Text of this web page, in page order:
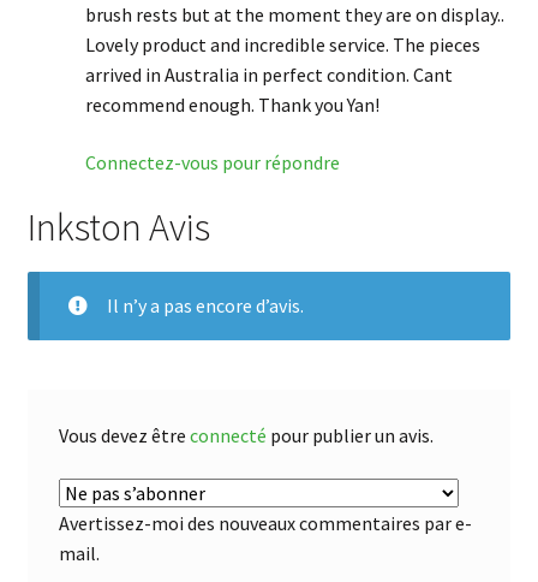
brush rests but at the moment they are on display..
Lovely product and incredible service. The pieces
arrived in Australia in perfect condition. Cant
recommend enough. Thank you Yan!
Connectez-vous pour répondre
Inkston Avis
Il n’y a pas encore d’avis.
Vous devez être connecté pour publier un avis.
Avertissez-moi des nouveaux commentaires par e-
mail.